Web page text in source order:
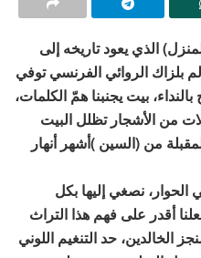
الذي يعود تاريخه إلى
بلزاك الروائي الفرنسي توفي
الذي يضج بالنداء، بيت يجنبنا همّ الكلمات،
من الأشجار تظلل البيت
من (السين )أشهر أنهار
الحوار، نصغي‏ إليها بكل
أقدر على فهم هذا التراث
الخالدين، حد التنغيم اللوني